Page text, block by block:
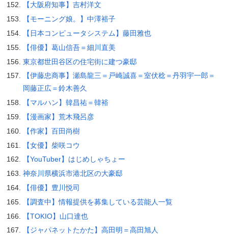
【大阪府知事】吉村洋文
【モーニング娘。】中澤裕子
【日本コンピュータシステム】藤田雅也
【俳優】葛山信吾＝細川直美
東京都世田谷区の住宅街に建つ豪邸
【伊藤忠商事】瀬島龍三＝戸崎誠喜＝室伏稔＝丹羽宇一郎＝
岡藤正広＝鈴木善久
【マルハン】韓昌祐＝韓裕
【漫画家】荒木飛呂彦
【作家】百田尚樹
【女優】柴咲コウ
【YouTuber】はじめしゃちょー
神奈川県横浜市港北区の大豪邸
【俳優】豊川悦司
【調査中】情報提供を募集している芸能人一覧
【TOKIO】山口達也
【ジャパネットたかた】高田明＝高田旭人